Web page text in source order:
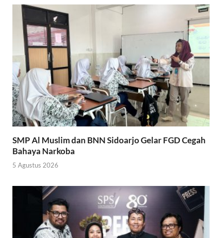
SMP Al Muslim dan BNN Sidoarjo Gelar FGD Cegah
Bahaya Narkoba
5 Agustus 2026